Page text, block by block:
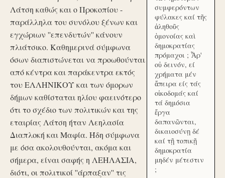
Λάτση καθώς και ο Προκοπίου -
παράλληλα του συνόλου ξένων και
εγχώριων ''επενδυτών'' κάνουν
πλιάτσικο. Καθημερινά σύμφωνα
όσων διαπιστώνεται να προωθούνται
από κέντρα και παράκεντρα εκτός
του ΕΛΛΗΝΙΚΟΥ και των όμορων
δήμων καθίσταται ηλίου φαεινότερο
ότι το σχέδιο των πολιτικών και της
εταιρίας Λάτση ήταν Λεηλασία
Διαπλοκή και Μαφία. Ήδη σύμφωνα
με όσα ακολουθούνται, ακόμα και
σήμερα, είναι σαφής η ΛΕΗΛΑΣΙΑ,
διότι, οι πολιτικοί ''άρπαξαν'' τις
συμφερόντων
φύλακες καί τῆς
ἀληθοῦς
ὁμονοίας καὶ
δημοκρατίας
πρόμαχοι ; Ἆρ'
οὐ δεινόν, εί
χρήματα μέν
ἄπειρα είς τάς
οἰκοδομάς καί
τά δημόσια
ἔργα
δαπανῶνται,
δικαιοσύνῃ δέ
καί τῇ τοπικῇ
δημοκρατία
μηδέν μέτεστιν
;